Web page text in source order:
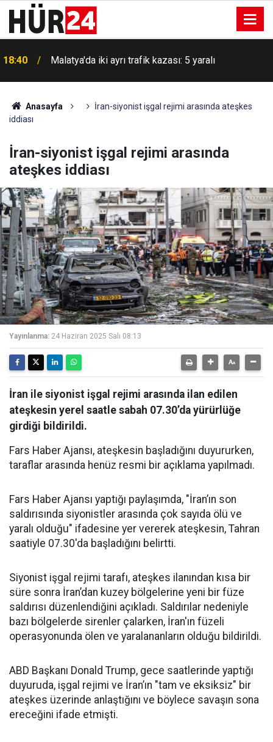
18:40 Malatya'da iki ayrı trafik kazası: 5 yaralı
Anasayfa
İran-siyonist işgal rejimi arasında ateşkes
iddiası
İran-siyonist işgal rejimi arasında
ateşkes iddiası
Yayınlanma: 24 Haziran 2025 Salı 08:13
İran ile siyonist işgal rejimi arasında ilan edilen
ateşkesin yerel saatle sabah 07.30’da yürürlüğe
girdiği bildirildi.
Fars Haber Ajansı, ateşkesin başladığını duyururken,
taraflar arasında henüz resmi bir açıklama yapılmadı.
Fars Haber Ajansı yaptığı paylaşımda, "İran’ın son
saldırısında siyonistler arasında çok sayıda ölü ve
yaralı olduğu" ifadesine yer vererek ateşkesin, Tahran
saatiyle 07.30'da başladığını belirtti.
Siyonist işgal rejimi tarafı, ateşkes ilanından kısa bir
süre sonra İran’dan kuzey bölgelerine yeni bir füze
saldırısı düzenlendiğini açıkladı. Saldırılar nedeniyle
bazı bölgelerde sirenler çalarken, İran'ın füzeli
operasyonunda ölen ve yaralananların olduğu bildirildi.
ABD Başkanı Donald Trump, gece saatlerinde yaptığı
duyuruda, işgal rejimi ve İran’ın "tam ve eksiksiz" bir
ateşkes üzerinde anlaştığını ve böylece savaşın sona
ereceğini ifade etmişti.